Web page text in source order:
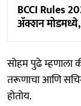
BCCI Rules
अ‍ॅक्शन मोडमध्ये,
सोहम पुढे म्हणाला
तरूणाचा आणि
होतोय.